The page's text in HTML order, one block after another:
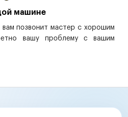
машине
вам позвонит мастер с хорошим
вашу проблему с вашим